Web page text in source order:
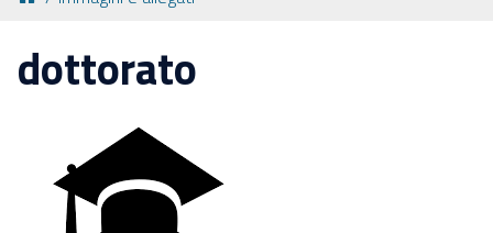
Eventi
Tutte le notizie
Newsletter
dottorato